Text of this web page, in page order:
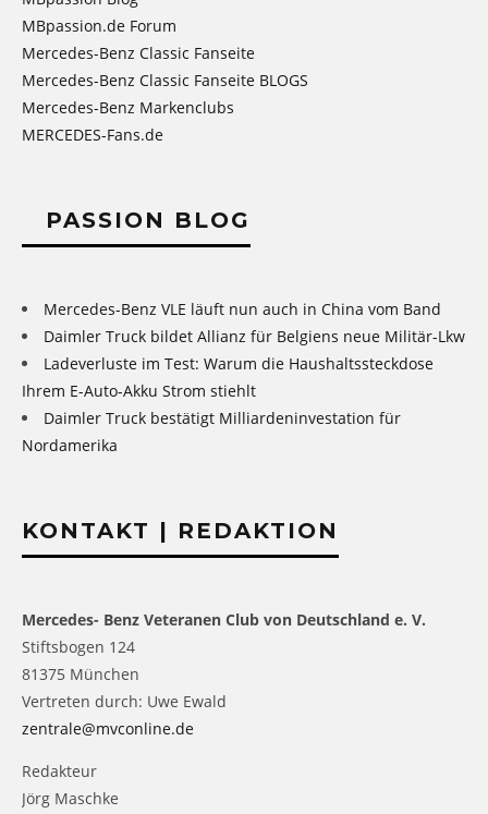
MBpassion.de Forum
Mercedes-Benz Classic Fanseite
Mercedes-Benz Classic Fanseite BLOGS
Mercedes-Benz Markenclubs
MERCEDES-Fans.de
PASSION BLOG
Mercedes-Benz VLE läuft nun auch in China vom Band
Daimler Truck bildet Allianz für Belgiens neue Militär-Lkw
Ladeverluste im Test: Warum die Haushaltssteckdose
Ihrem E-Auto-Akku Strom stiehlt
Daimler Truck bestätigt Milliardeninvestation für
Nordamerika
KONTAKT | REDAKTION
Mercedes- Benz Veteranen Club von Deutschland e. V.
Stiftsbogen 124
81375 München
Vertreten durch: Uwe Ewald
zentrale@mvconline.de
Redakteur
Jörg Maschke